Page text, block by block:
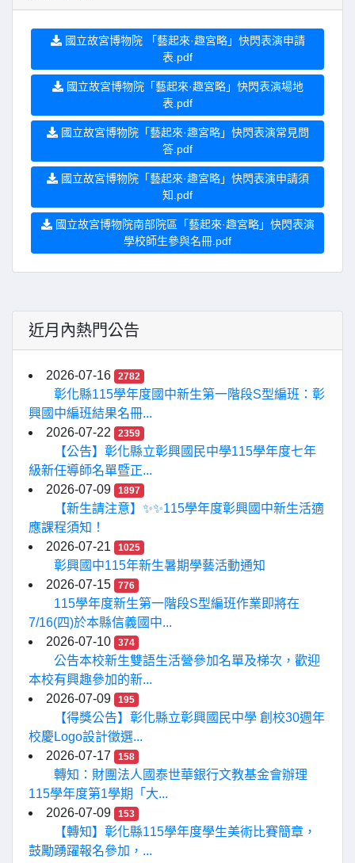
國立故宮博物院 「藝起來·趣宮略」快閃表演申請
表.pdf
國立故宮博物院「藝起來·趣宮略」快閃表演場地
表.pdf
國立故宮博物院「藝起來·趣宮略」快閃表演常見問
答.pdf
國立故宮博物院「藝起來·趣宮略」快閃表演申請須
知.pdf
國立故宮博物院南部院區「藝起來·趣宮略」快閃表演
學校師生參與名冊.pdf
近月內熱門公告
2026-07-16 2782
彰化縣115學年度國中新生第一階段S型編班：彰
興國中編班結果名冊...
2026-07-22
2359
【公告】彰化縣立彰興國民中學115學年度七年
級新任導師名單暨正...
2026-07-09
1897
【新生請注意】✨✨115學年度彰興國中新生活適
應課程須知！
2026-07-21
1025
彰興國中115年新生暑期學藝活動通知
2026-07-15
776
115學年度新生第一階段S型編班作業即將在
7/16(四)於本縣信義國中...
2026-07-10
374
公告本校新生雙語生活營參加名單及梯次，歡迎
本校有興趣參加的新...
2026-07-09
195
【得獎公告】彰化縣立彰興國民中學 創校30週年
校慶Logo設計徵選...
2026-07-17
158
轉知：財團法人國泰世華銀行文教基金會辦理
115學年度第1學期「大...
2026-07-09
153
【轉知】彰化縣115學年度學生美術比賽簡章，
鼓勵踴躍報名參加，...